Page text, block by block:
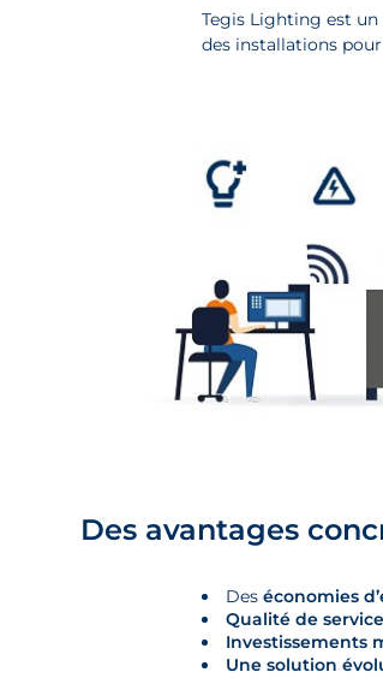
Tegis Lighting est
des installations
Des avantages
Des économies
Qualité de
Investissements
Une solution